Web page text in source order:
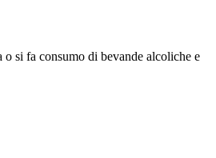
o si fa consumo di bevande alcoliche e